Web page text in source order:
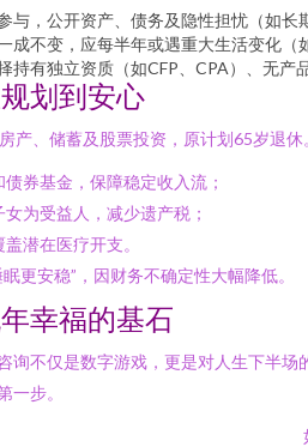
与，公开资产、债务及隐性担忧（如
成不变，应每半年或遇重大生活变化
持有独立资质（如CFP、CPA）、无
划到安心
产、储蓄及股票投资，原计划65岁退
券基金，保障稳定收入流；
为受益人，减少遗产税；
潜在医疗开支。
更安稳”，因财务不确定性大幅降低。
幸福的基石
询不仅是数字游戏，更是对人生下半
一步。